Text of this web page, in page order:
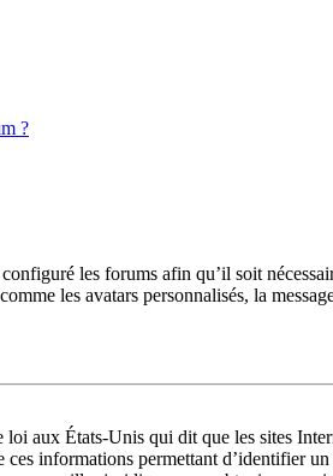
?
les forums afin qu’il soit
les avatars personnalisés, la
loi aux États-Unis qui dit que les sites
informations permettant d’identifier